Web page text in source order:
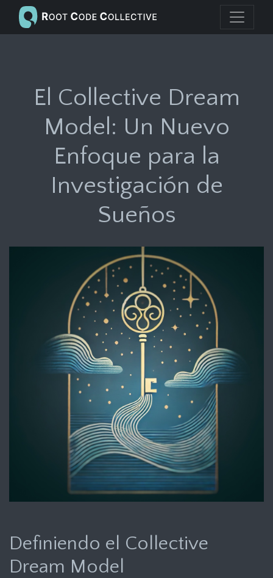
El Collective Dream
Model: Un Nuevo
Enfoque para la
Investigación de
Sueños
Definiendo el Collective
Dream Model